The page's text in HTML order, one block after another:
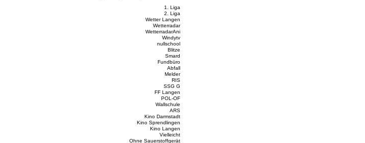
1. Liga
2. Liga
Wetter Langen
Wetterradar
WetterradarAni
Windytv
nullschool
Blitze
Smard
Fundbüro
Abfall
Melder
RIS
SSG G
FF Langen
POL-OF
Wallschule
ARS
Kino Darmstadt
Kino Sprendlingen
Kino Langen
Vielleicht
Ohne Sauerstoffgerät